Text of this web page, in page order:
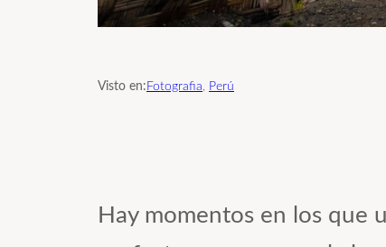
Visto en: Fotografia Perú
Hay momentos en los que